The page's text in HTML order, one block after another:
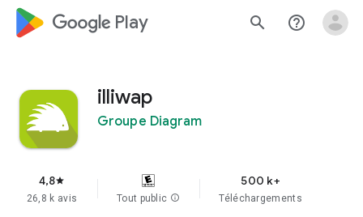
google_logo Play search help_outline
illiwap
Groupe Diagram
4,8star
26,8 k avis Tout public info
500 k+
Téléchargements